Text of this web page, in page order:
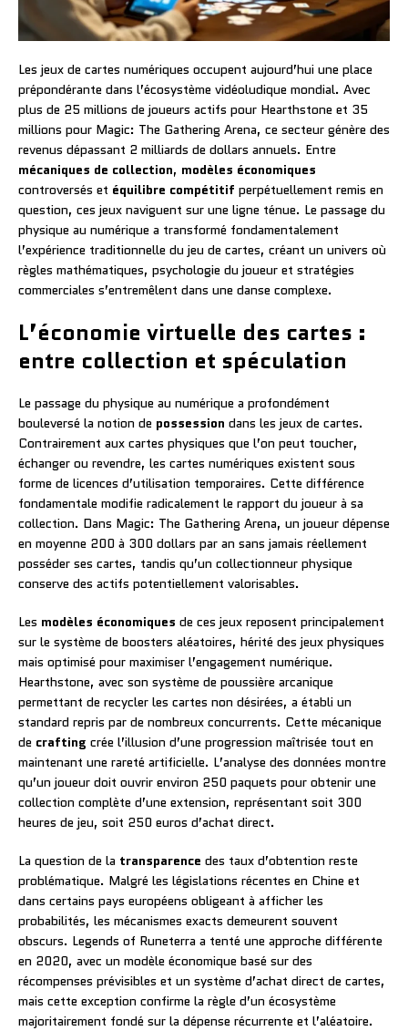
Les jeux de cartes numériques occupent aujourd’hui une place
prépondérante dans l’écosystème vidéoludique mondial. Avec
plus de 25 millions de joueurs actifs pour Hearthstone et 35
millions pour Magic: The Gathering Arena, ce secteur génère des
revenus dépassant 2 milliards de dollars annuels. Entre
mécaniques de collection, modèles économiques
controversés et équilibre compétitif perpétuellement remis en
question, ces jeux naviguent sur une ligne ténue. Le passage du
physique au numérique a transformé fondamentalement
l’expérience traditionnelle du jeu de cartes, créant un univers où
règles mathématiques, psychologie du joueur et stratégies
commerciales s’entremêlent dans une danse complexe.
L’économie virtuelle des cartes :
entre collection et spéculation
Le passage du physique au numérique a profondément
bouleversé la notion de possession dans les jeux de cartes.
Contrairement aux cartes physiques que l’on peut toucher,
échanger ou revendre, les cartes numériques existent sous
forme de licences d’utilisation temporaires. Cette différence
fondamentale modifie radicalement le rapport du joueur à sa
collection. Dans Magic: The Gathering Arena, un joueur dépense
en moyenne 200 à 300 dollars par an sans jamais réellement
posséder ses cartes, tandis qu’un collectionneur physique
conserve des actifs potentiellement valorisables.
Les modèles économiques de ces jeux reposent principalement
sur le système de boosters aléatoires, hérité des jeux physiques
mais optimisé pour maximiser l’engagement numérique.
Hearthstone, avec son système de poussière arcanique
permettant de recycler les cartes non désirées, a établi un
standard repris par de nombreux concurrents. Cette mécanique
de crafting crée l’illusion d’une progression maîtrisée tout en
maintenant une rareté artificielle. L’analyse des données montre
qu’un joueur doit ouvrir environ 250 paquets pour obtenir une
collection complète d’une extension, représentant soit 300
heures de jeu, soit 250 euros d’achat direct.
La question de la transparence des taux d’obtention reste
problématique. Malgré les législations récentes en Chine et
dans certains pays européens obligeant à afficher les
probabilités, les mécanismes exacts demeurent souvent
obscurs. Legends of Runeterra a tenté une approche différente
en 2020, avec un modèle économique basé sur des
récompenses prévisibles et un système d’achat direct de cartes,
mais cette exception confirme la règle d’un écosystème
majoritairement fondé sur la dépense récurrente et l’aléatoire.